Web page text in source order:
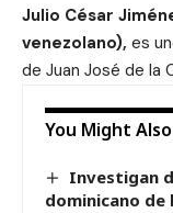
Julio César
venezolano), es
de Juan José de la
You Might
Investigan
dominicano de